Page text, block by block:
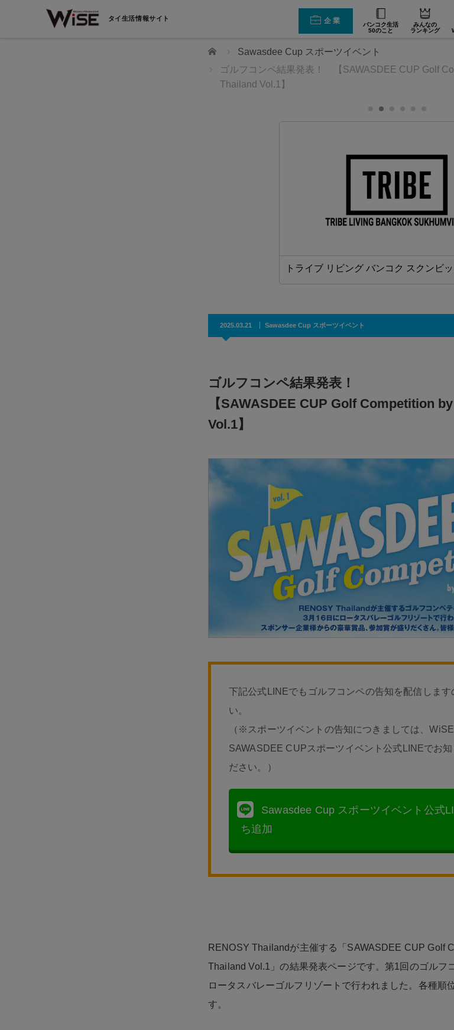
タイ生活情報サイト 企業
バンコク生活
50のこと
みんなの
ランキング
ホーム
Sawasdee Cup スポーツイベント
ゴルフコンペ結果発表！ 【SAWASDEE CUP Golf
Thailand Vol.1】
トライブ リビング バンコク スクンビ
2025.03.21 Sawasdee Cup スポーツイベント
ゴルフコンペ結果発表！
【SAWASDEE CUP Golf Competition
Vol.1】
下記公式LINEでもゴルフコンペの告知を配信します
い。
（※スポーツイベントの告知につきましては、
SAWASDEE CUPスポーツイベント公式LINEでお知
ださい。）
Sawasdee Cup スポーツイベント公式
ち追加
RENOSY Thailandが主催する「SAWASDEE CUP Golf
Thailand Vol.1」の結果発表ページです。第1回のゴルフ
ロータスバレーゴルフリゾートで行われました。各種順
す。